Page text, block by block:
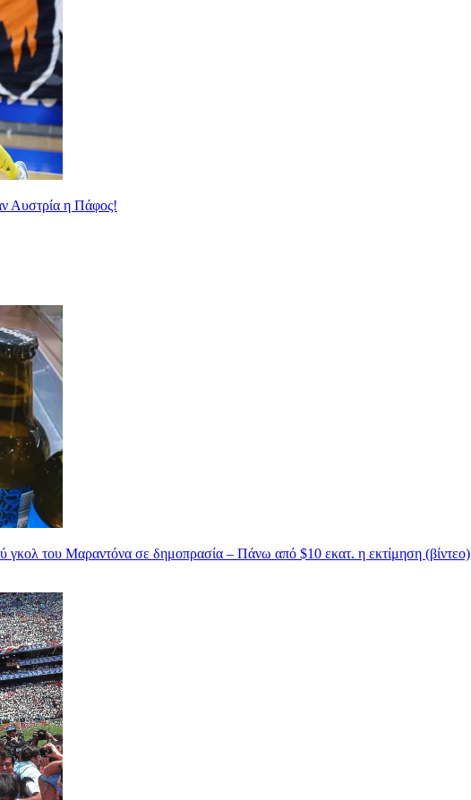
Αυστρία η Πάφος!
γκολ του Μαραντόνα σε δημοπρασία – Πάνω από $10 εκατ. η εκτίμηση (βίντεο)